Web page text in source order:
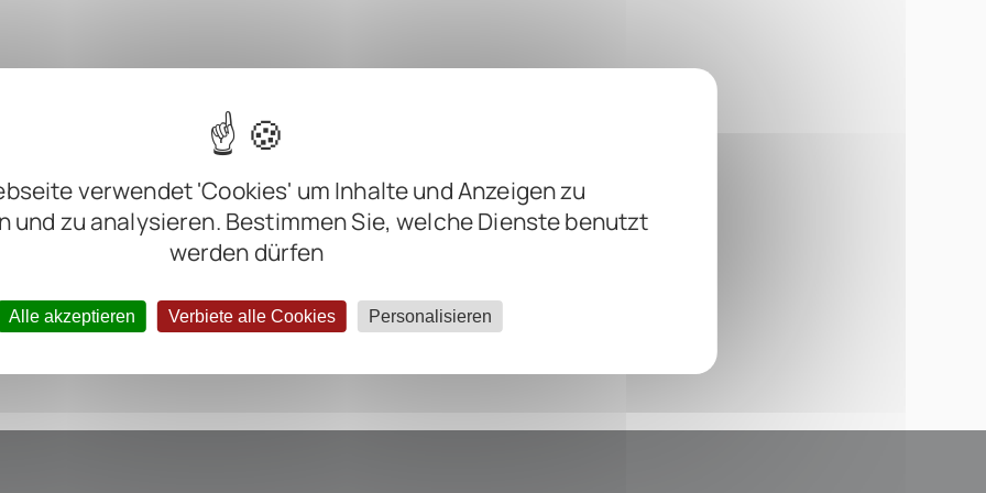
verwendet 'Cookies' um Inhalte und Anzeigen zu
und zu analysieren. Bestimmen Sie, welche Dienste benutzt
werden dürfen
Alle akzeptieren Verbiete alle Cookies Personalisieren